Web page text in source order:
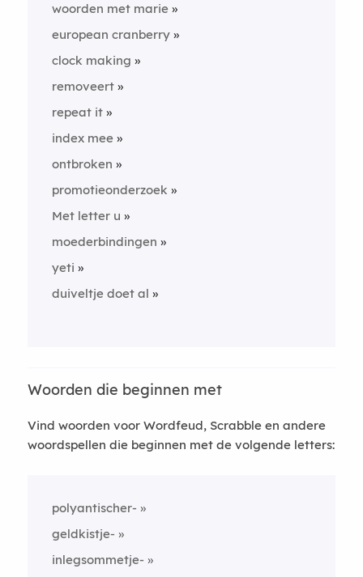
woorden met marie
european cranberry
clock making
removeert
repeat it
index mee
ontbroken
promotieonderzoek
Met letter u
moederbindingen
yeti
duiveltje doet al
Woorden die beginnen met
Vind woorden voor Wordfeud, Scrabble en andere
woordspellen die beginnen met de volgende letters:
polyantischer-
geldkistje-
inlegsommetje-